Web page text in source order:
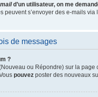
d’un utilisateur, on me
peuvent s’envoyer des e-mails
de messages
?
ou Répondre) sur la
pouvez poster des nouveaux